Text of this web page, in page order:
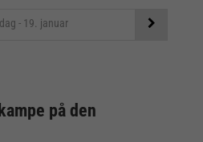
- 19. januar
på den